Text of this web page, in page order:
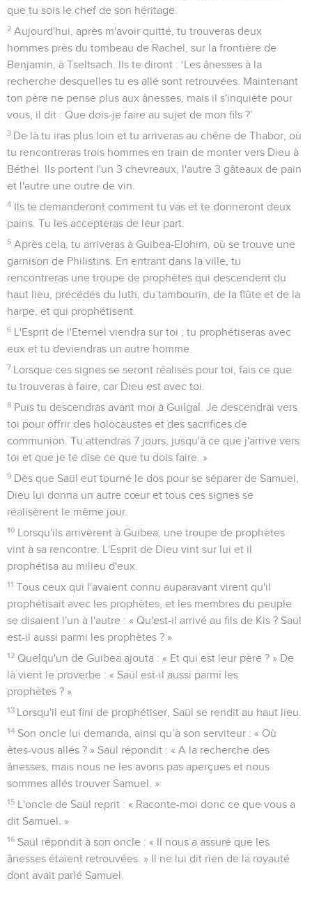
que tu sois le chef de son héritage.
2 Aujourd'hui, après m'avoir quitté, tu trouveras deux
hommes près du tombeau de Rachel, sur la frontière de
Benjamin, à Tseltsach. Ils te diront : ‘Les ânesses à la
recherche desquelles tu es allé sont retrouvées. Maintenant
ton père ne pense plus aux ânesses, mais il s'inquiète pour
vous, il dit : Que dois-je faire au sujet de mon fils ?’
3 De là tu iras plus loin et tu arriveras au chêne de Thabor, où
tu rencontreras trois hommes en train de monter vers Dieu à
Béthel. Ils portent l'un 3 chevreaux, l'autre 3 gâteaux de pain
et l'autre une outre de vin.
4 Ils te demanderont comment tu vas et te donneront deux
pains. Tu les accepteras de leur part.
5 Après cela, tu arriveras à Guibea-Elohim, où se trouve une
garnison de Philistins. En entrant dans la ville, tu
rencontreras une troupe de prophètes qui descendent du
haut lieu, précédés du luth, du tambourin, de la flûte et de la
harpe, et qui prophétisent.
6 L'Esprit de l'Eternel viendra sur toi ; tu prophétiseras avec
eux et tu deviendras un autre homme.
7 Lorsque ces signes se seront réalisés pour toi, fais ce que
tu trouveras à faire, car Dieu est avec toi.
8 Puis tu descendras avant moi à Guilgal. Je descendrai vers
toi pour offrir des holocaustes et des sacrifices de
communion. Tu attendras 7 jours, jusqu'à ce que j'arrive vers
toi et que je te dise ce que tu dois faire. »
9 Dès que Saül eut tourné le dos pour se séparer de Samuel,
Dieu lui donna un autre cœur et tous ces signes se
réalisèrent le même jour.
10 Lorsqu'ils arrivèrent à Guibea, une troupe de prophètes
vint à sa rencontre. L'Esprit de Dieu vint sur lui et il
prophétisa au milieu d'eux.
11 Tous ceux qui l'avaient connu auparavant virent qu'il
prophétisait avec les prophètes, et les membres du peuple
se disaient l'un à l'autre : « Qu'est-il arrivé au fils de Kis ? Saül
est-il aussi parmi les prophètes ? »
12 Quelqu'un de Guibea ajouta : « Et qui est leur père ? » De
là vient le proverbe : « Saül est-il aussi parmi les
prophètes ? »
13 Lorsqu'il eut fini de prophétiser, Saül se rendit au haut lieu.
14 Son oncle lui demanda, ainsi qu’à son serviteur : « Où
êtes-vous allés ? » Saül répondit : « A la recherche des
ânesses, mais nous ne les avons pas aperçues et nous
sommes allés trouver Samuel. »
15 L'oncle de Saül reprit : « Raconte-moi donc ce que vous a
dit Samuel. »
16 Saül répondit à son oncle : « Il nous a assuré que les
ânesses étaient retrouvées. » Il ne lui dit rien de la royauté
dont avait parlé Samuel.